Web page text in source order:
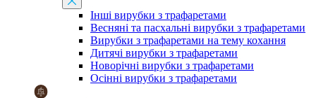
Інші вирубки з трафаретами
Весняні та пасхальні вирубки з трафаретами
Вирубки з трафаретами на тему кохання
Дитячі вирубки з трафаретами
Новорічні вирубки з трафаретами
Осінні вирубки з трафаретами